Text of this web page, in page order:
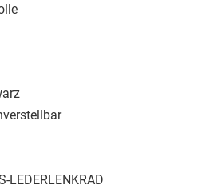
LEDERLENKRAD